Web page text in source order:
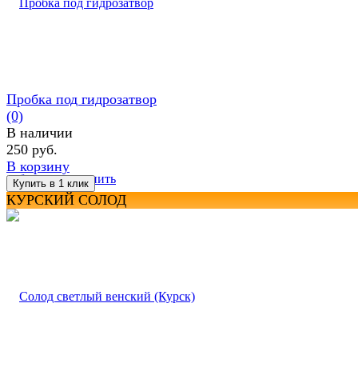
избранное сравнить
Пробка под гидрозатвор
(0)
В наличии
250 руб.
В корзину
КУРСКИЙ СОЛОД